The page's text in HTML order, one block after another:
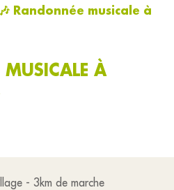
Randonnée musicale à
À
- 3km de marche